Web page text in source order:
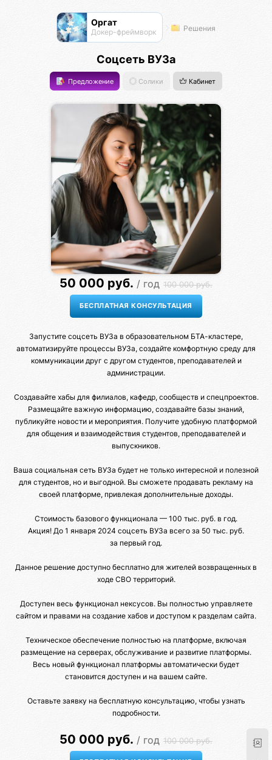
Оргат
Докер-фреймворк Решения
Соцсеть ВУЗа
Предложение Солики Кабинет
50 000 руб. / год 100 000 руб.
Запустите соцсеть ВУЗа в образовательном БТА-кластере,
автоматизируйте процессы ВУЗа, создайте комфортную среду для
коммуникации друг с другом студентов, преподавателей и
администрации.
Создавайте хабы для филиалов, кафедр, сообществ и спецпроектов.
Размещайте важную информацию, создавайте базы знаний,
публикуйте новости и мероприятия. Получите удобную платформой
для общения и взаимодействия студентов, преподавателей и
выпускников.
Ваша социальная сеть ВУЗа будет не только интересной и полезной
для студентов, но и выгодной. Вы сможете продавать рекламу на
своей платформе, привлекая дополнительные доходы.
Стоимость базового функционала — 100 тыс. руб. в год.
Акция! До 1 января 2024 соцсеть ВУЗа всего за 50 тыс. руб.
за первый год.
Данное решение доступно бесплатно для жителей возвращенных в
ходе СВО территорий.
Доступен весь функционал нексусов. Вы полностью управляете
сайтом и правами на создание хабов и доступом к разделам сайта.
Техническое обеспечение полностью на платформе, включая
размещение на серверах, обслуживание и развитие платформы.
Весь новый функционал платформы автоматически будет
становится доступен и на вашем сайте.
Оставьте заявку на бесплатную консультацию, чтобы узнать
подробности.
50 000 руб. / год 100 000 руб.